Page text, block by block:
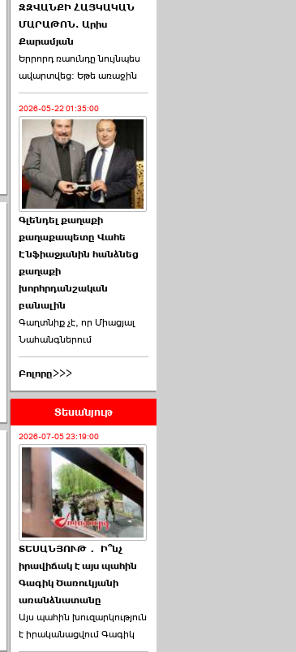
ԶԶՎԱՆՔԻ ՀԱՅԿԱԿԱՆ
ՄԱՐԱԹՈՆ. Արիս
Քարամյան
Երրորդ ռաունդը նույնպես
ավարտվեց։ Եթե առաջին
2026-05-22 01:35:00
Գլենդել քաղաքի
քաղաքապետը Վահե
Էնֆիաջյանին հանձնեց
քաղաքի
խորհրդանշական
բանալին
Գաղտնիք չէ, որ Միացյալ
Նահանգներում
Բոլորը>>>
Տեսանյութ
2026-07-05 23:19:00
ՏԵՍԱՆՅՈՒԹ․ Ի՞նչ
իրավիճակ է այս պահին
Գագիկ Ծառուկյանի
առանձնատանը
Այս պահին խուզարկություն
է իրականացվում Գագիկ